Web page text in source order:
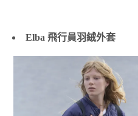
Elba 飛行員羽絨外套